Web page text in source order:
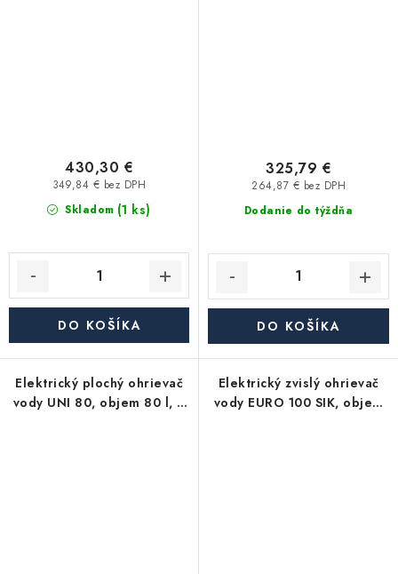
Skladom (1 ks)
349,84 € bez DPH
430,30 €
DO KOŠÍKA
Dodanie do týždňa
264,87 € bez DPH
325,79 €
DO KOŠÍKA
Elektrický plochý ohrievač
vody UNI 80, objem 80 l, 2
Elektrický zvislý ohrievač
vody EURO 100 SIK, objem